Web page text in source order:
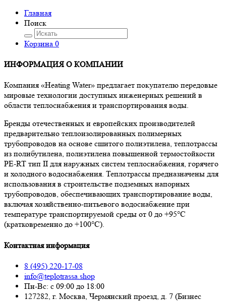
Главная
Поиск
Корзина 0
ИНФОРМАЦИЯ О КОМПАНИИ
Компания «Heating Water» предлагает покупателю передовые
мировые технологии доступных инженерных решений в
области теплоснабжения и транспортирования воды.
Бренды отечественных и европейских производителей
предварительно теплоизолированных полимерных
трубопроводов на основе сшитого полиэтилена, теплотрассы
из полибутилена, полиэтилена повышенной термостойкости
PE-RT тип II для наружных систем теплоснабжения, горячего
и холодного водоснабжения. Теплотрассы предназначены для
использования в строительстве подземных напорных
трубопроводов, обеспечивающих транспортирование воды,
включая хозяйственно-питьевого водоснабжение при
температуре транспортируемой среды от 0 до +95°С
(кратковременно до +100°С).
Контактная информация
8 (495) 220-17-08
info@teplotrassa.shop
Пн-Вс: с 09:00 до 18:00
127282, г. Москва, Чермянский проезд, д. 7 (Бизнес